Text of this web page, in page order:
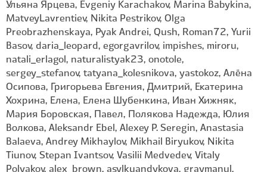
Ульяна Ярцева, Evgeniy Karachakov, Marina Babykina,
MatveyLavrentiev, Nikita Pestrikov, Olga
Preobrazhenskaya, Pyak Andrei, Qush, Roman72, Yurii
Basov, daria_leopard, egorgavrilov, impishes, miroru,
natali_erlagol, naturalistyak23, onotole,
sergey_stefanov, tatyana_kolesnikova, yastokoz, Алёна
Осипова, Григорьева Евгения, Дмитрий, Екатерина
Хохрина, Елена, Елена Шубенкина, Иван Хижняк,
Мария Боровская, Павел, Полякова Надежда, Юлия
Волкова, Aleksandr Ebel, Alexey P. Seregin, Anastasia
Balaeva, Andrey Mikhaylov, Mikhail Biryukov, Nikita
Tiunov, Stepan Ivantsov, Vasilii Medvedev, Vitaly
Polyakov, alex_brown, asylkuandykova, graymanul,